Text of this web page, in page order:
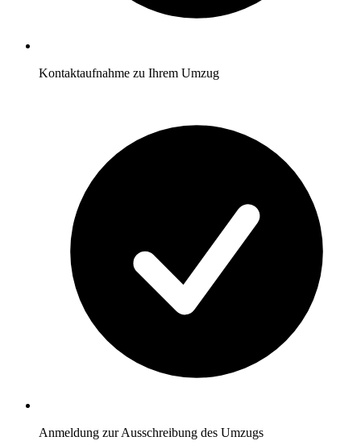
Kontaktaufnahme zu Ihrem Umzug
Anmeldung zur Ausschreibung des Umzugs